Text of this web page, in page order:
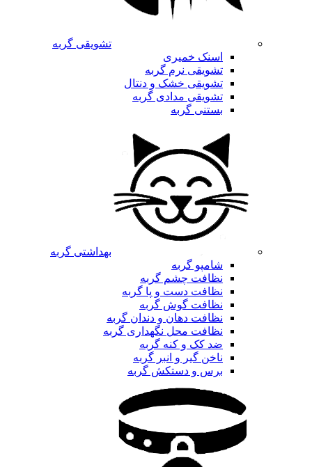
تشویقی گربه
اسنک خمیری
تشویقی نرم گربه
تشویقی خشک و دنتال
تشویقی مدادی گربه
بستنی گربه
بهداشتی گربه
شامپو گربه
نظافت چشم گربه
نظافت دست و پا گربه
نظافت گوش گربه
نظافت دهان و دندان گربه
نظافت محل نگهداری گربه
ضد کک و کنه گربه
ناخن گیر و انبر گربه
برس و دستکش گربه